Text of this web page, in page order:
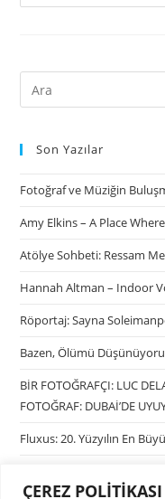
ÇEREZ POLİTİKASI
Son Yazılar
Fotoğraf ve Müziğin
Amy Elkins – A Place
Atölye Sohbeti: Ressam
Hannah Altman – Indoor
Röportaj: Sayna
Bazen, Ölümü
BİR FOTOĞRAFÇI: LUC
FOTOĞRAF: DUBAİ’DE
Fluxus: 20. Yüzyılın En